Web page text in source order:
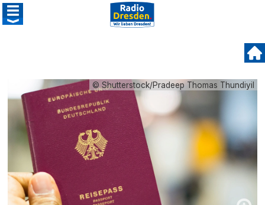
© Shutterstock/Pradeep Thomas Thundiyil